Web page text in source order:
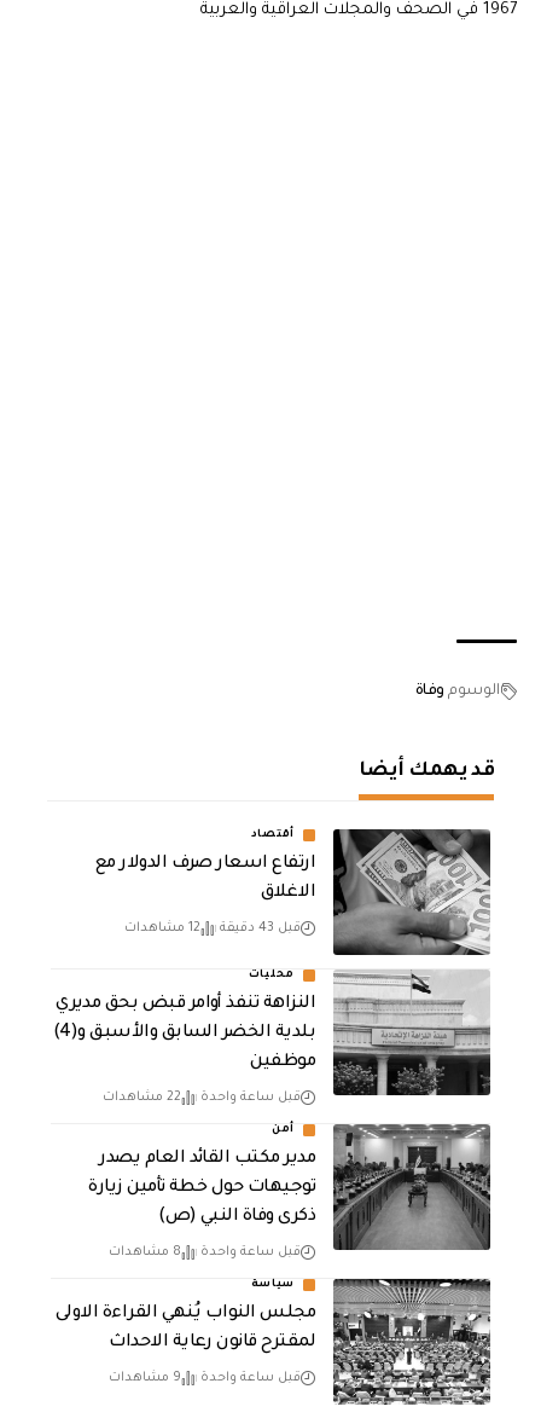
1967 في الصحف والمجلات العراقية والعربية
الوسوم وفاة
قد يهمك أيضا
أقتصاد
ارتفاع اسعار صرف الدولار مع
الاغلاق
قبل 43 دقيقة 12 مشاهدات
محليات
النزاهة تنفذ أوامر قبض بحق مديري
بلدية الخضر السابق والأسبق و(4)
موظفين
قبل ساعة واحدة 22 مشاهدات
أمن
مدير مكتب القائد العام يصدر
توجيهات حول خطة تأمين زيارة
ذكرى وفاة النبي (ص)
قبل ساعة واحدة 8 مشاهدات
سياسة
مجلس النواب يُنهي القراءة الاولى
لمقترح قانون رعاية الاحداث
قبل ساعة واحدة 9 مشاهدات